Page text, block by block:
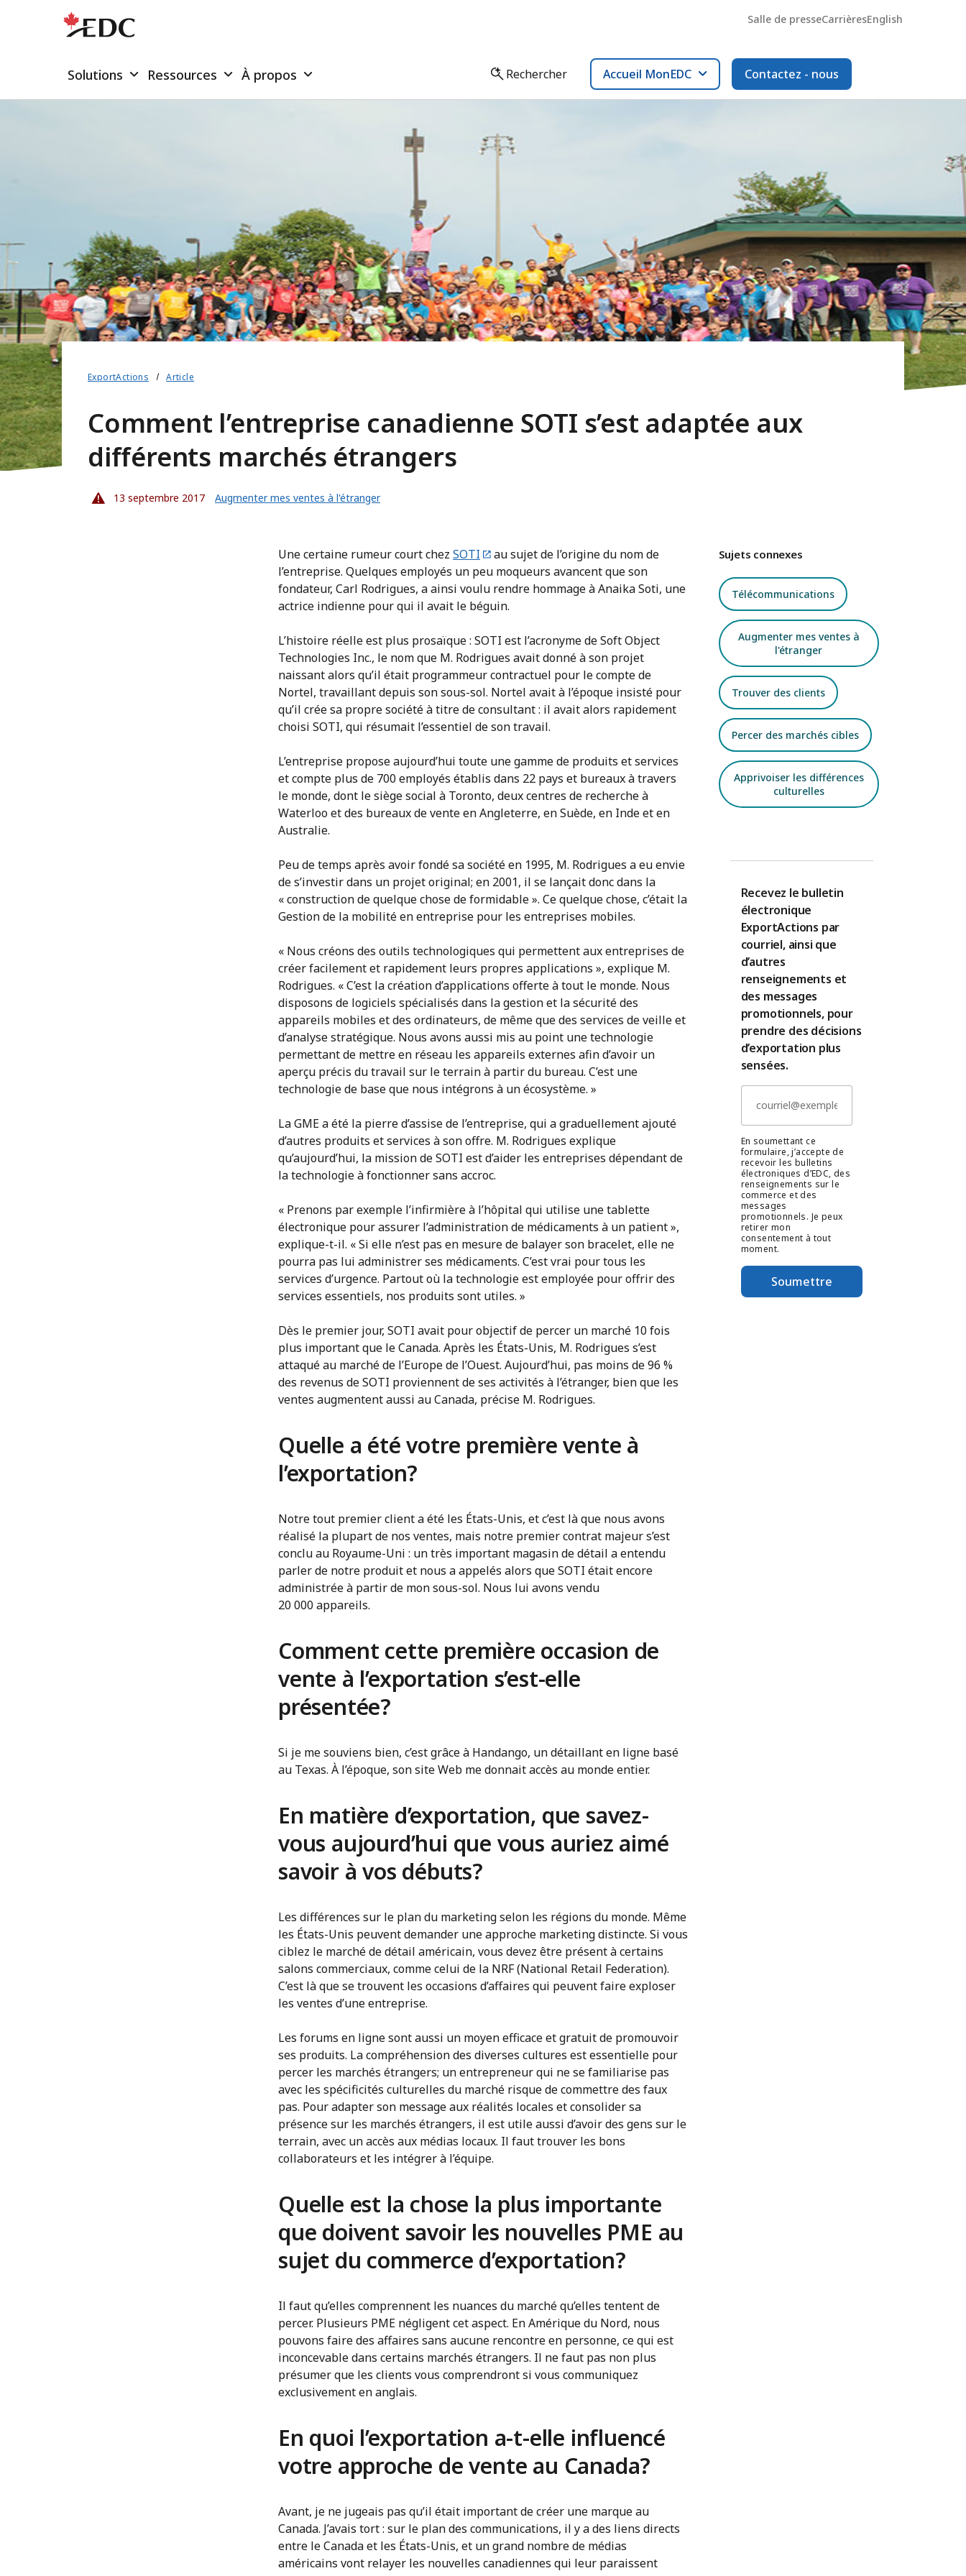
Salle de presseCarrièresEnglish
Solutions Ressources À propos Rechercher Accueil MonEDC Contactez - nous
ExportActions Article
Comment l’entreprise canadienne SOTI s’est adaptée aux
différents marchés étrangers
13 septembre 2017 Augmenter mes ventes à l'étranger
Une certaine rumeur court chez SOTI
au sujet de l’origine du nom de
l’entreprise. Quelques employés un peu moqueurs avancent que son
fondateur, Carl Rodrigues, a ainsi voulu rendre hommage à Anaika Soti, une
actrice indienne pour qui il avait le béguin.
L’histoire réelle est plus prosaïque : SOTI est l’acronyme de Soft Object
Technologies Inc., le nom que M. Rodrigues avait donné à son projet
naissant alors qu’il était programmeur contractuel pour le compte de
Nortel, travaillant depuis son sous-sol. Nortel avait à l’époque insisté pour
qu’il crée sa propre société à titre de consultant : il avait alors rapidement
choisi SOTI, qui résumait l’essentiel de son travail.
L’entreprise propose aujourd’hui toute une gamme de produits et services
et compte plus de 700 employés établis dans 22 pays et bureaux à travers
le monde, dont le siège social à Toronto, deux centres de recherche à
Waterloo et des bureaux de vente en Angleterre, en Suède, en Inde et en
Australie.
Peu de temps après avoir fondé sa société en 1995, M. Rodrigues a eu envie
de s’investir dans un projet original; en 2001, il se lançait donc dans la
« construction de quelque chose de formidable ». Ce quelque chose, c’était la
Gestion de la mobilité en entreprise pour les entreprises mobiles.
« Nous créons des outils technologiques qui permettent aux entreprises de
créer facilement et rapidement leurs propres applications », explique M.
Rodrigues. « C’est la création d’applications offerte à tout le monde. Nous
disposons de logiciels spécialisés dans la gestion et la sécurité des
appareils mobiles et des ordinateurs, de même que des services de veille et
d’analyse stratégique. Nous avons aussi mis au point une technologie
permettant de mettre en réseau les appareils externes afin d’avoir un
aperçu précis du travail sur le terrain à partir du bureau. C’est une
technologie de base que nous intégrons à un écosystème. »
La GME a été la pierre d’assise de l’entreprise, qui a graduellement ajouté
d’autres produits et services à son offre. M. Rodrigues explique
qu’aujourd’hui, la mission de SOTI est d’aider les entreprises dépendant de
la technologie à fonctionner sans accroc.
« Prenons par exemple l’infirmière à l’hôpital qui utilise une tablette
électronique pour assurer l’administration de médicaments à un patient »,
explique-t-il. « Si elle n’est pas en mesure de balayer son bracelet, elle ne
pourra pas lui administrer ses médicaments. C’est vrai pour tous les
services d’urgence. Partout où la technologie est employée pour offrir des
services essentiels, nos produits sont utiles. »
Dès le premier jour, SOTI avait pour objectif de percer un marché 10 fois
plus important que le Canada. Après les États-Unis, M. Rodrigues s’est
attaqué au marché de l’Europe de l’Ouest. Aujourd’hui, pas moins de 96 %
des revenus de SOTI proviennent de ses activités à l’étranger, bien que les
ventes augmentent aussi au Canada, précise M. Rodrigues.
Quelle a été votre première vente à
l’exportation?
Notre tout premier client a été les États-Unis, et c’est là que nous avons
réalisé la plupart de nos ventes, mais notre premier contrat majeur s’est
conclu au Royaume-Uni : un très important magasin de détail a entendu
parler de notre produit et nous a appelés alors que SOTI était encore
administrée à partir de mon sous-sol. Nous lui avons vendu
20 000 appareils.
Comment cette première occasion de
vente à l’exportation s’est-elle
présentée?
Si je me souviens bien, c’est grâce à Handango, un détaillant en ligne basé
au Texas. À l’époque, son site Web me donnait accès au monde entier.
En matière d’exportation, que savez-
vous aujourd’hui que vous auriez aimé
savoir à vos débuts?
Les différences sur le plan du marketing selon les régions du monde. Même
les États-Unis peuvent demander une approche marketing distincte. Si vous
ciblez le marché de détail américain, vous devez être présent à certains
salons commerciaux, comme celui de la NRF (National Retail Federation).
C’est là que se trouvent les occasions d’affaires qui peuvent faire exploser
les ventes d’une entreprise.
Les forums en ligne sont aussi un moyen efficace et gratuit de promouvoir
ses produits. La compréhension des diverses cultures est essentielle pour
percer les marchés étrangers; un entrepreneur qui ne se familiarise pas
avec les spécificités culturelles du marché risque de commettre des faux
pas. Pour adapter son message aux réalités locales et consolider sa
présence sur les marchés étrangers, il est utile aussi d’avoir des gens sur le
terrain, avec un accès aux médias locaux. Il faut trouver les bons
collaborateurs et les intégrer à l’équipe.
Quelle est la chose la plus importante
que doivent savoir les nouvelles PME au
sujet du commerce d’exportation?
Il faut qu’elles comprennent les nuances du marché qu’elles tentent de
percer. Plusieurs PME négligent cet aspect. En Amérique du Nord, nous
pouvons faire des affaires sans aucune rencontre en personne, ce qui est
inconcevable dans certains marchés étrangers. Il ne faut pas non plus
présumer que les clients vous comprendront si vous communiquez
exclusivement en anglais.
En quoi l’exportation a-t-elle influencé
votre approche de vente au Canada?
Avant, je ne jugeais pas qu’il était important de créer une marque au
Canada. J’avais tort : sur le plan des communications, il y a des liens directs
entre le Canada et les États-Unis, et un grand nombre de médias
américains vont relayer les nouvelles canadiennes qui leur paraissent
Sujets connexes
Télécommunications
Augmenter mes ventes à
l'étranger
Trouver des clients
Percer des marchés cibles
Apprivoiser les différences
culturelles
Recevez le bulletin
électronique
ExportActions par
courriel, ainsi que
d’autres
renseignements et
des messages
promotionnels, pour
prendre des décisions
d’exportation plus
sensées.
En soumettant ce
formulaire, j’accepte de
recevoir les bulletins
électroniques d’EDC, des
renseignements sur le
commerce et des
messages
promotionnels. Je peux
retirer mon
consentement à tout
moment.
Soumettre